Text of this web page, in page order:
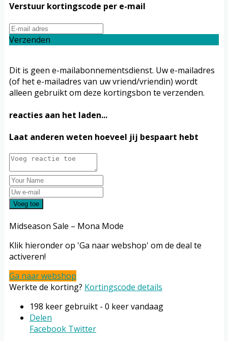
Verstuur kortingscode per e-mail
Verzenden
Dit is geen e-mailabonnementsdienst. Uw e-mailadres
(of het e-mailadres van uw vriend/vriendin) wordt
alleen gebruikt om deze kortingsbon te verzenden.
reacties aan het laden...
Laat anderen weten hoeveel jij bespaart hebt
Voeg toe
Midseason Sale – Mona Mode
Klik hieronder op 'Ga naar webshop' om de deal te
activeren!
Ga naar webshop
Werkte de korting? Kortingscode details
198 keer gebruikt - 0 keer vandaag
Delen
Facebook Twitter